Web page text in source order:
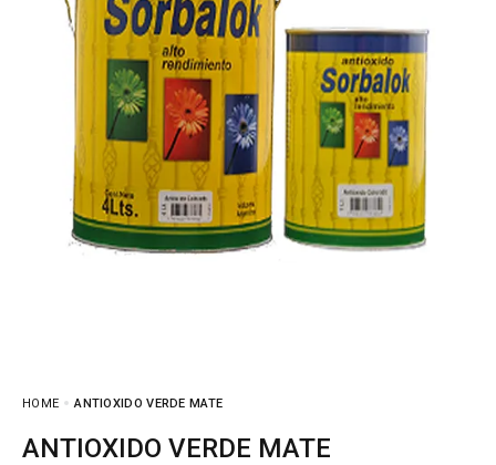
HOME ANTIOXIDO VERDE MATE
ANTIOXIDO VERDE MATE